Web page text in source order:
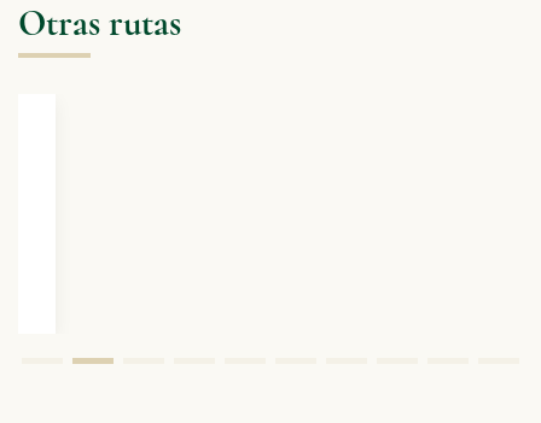
Otras rutas